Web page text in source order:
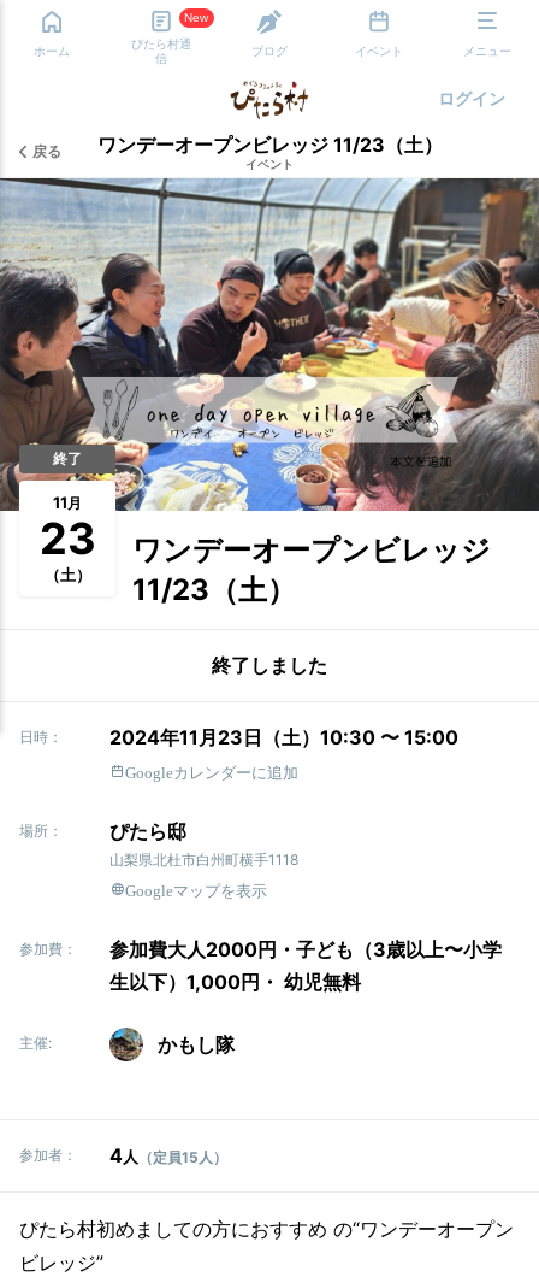
ホーム
New
ぴたら村通
信
ブログ イベント メニュー
ログイン
戻る ワンデーオープンビレッジ 11/23（土）
イベント
終了
11月
23
（土）
ワンデーオープンビレッジ
11/23（土）
終了しました
日時： 2024年11月23日（土）10:30 〜 15:00
Googleカレンダーに追加
場所： ぴたら邸
山梨県北杜市白州町横手1118
Googleマップを表示
参加費：
参加費大人2000円・子ども（3歳以上〜小学
生以下）1,000円・ 幼児無料
主催: かもし隊
参加者： 4人 （定員15人）
ぴたら村初めましての方におすすめ の“ワンデーオープン
ビレッジ”